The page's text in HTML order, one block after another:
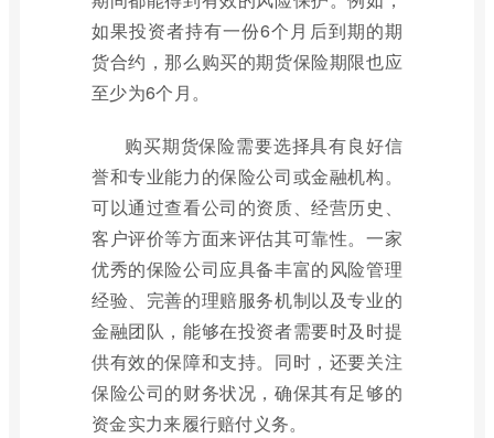
如果投资者持有一份6个月后到期的期
货合约，那么购买的期货保险期限也应
至少为6个月。
购买期货保险需要选择具有良好信
誉和专业能力的保险公司或金融机构。
可以通过查看公司的资质、经营历史、
客户评价等方面来评估其可靠性。一家
优秀的保险公司应具备丰富的风险管理
经验、完善的理赔服务机制以及专业的
金融团队，能够在投资者需要时及时提
供有效的保障和支持。同时，还要关注
保险公司的财务状况，确保其有足够的
资金实力来履行赔付义务。